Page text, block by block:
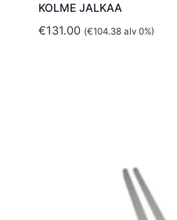
KOLME JALKAA
€131.00 (€104.38alv 0%)